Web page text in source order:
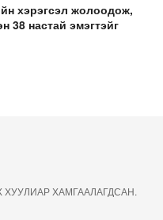
хэрэгсэл жолоодож,
38 настай эмэгтэйг
ХУУЛИАР ХАМГААЛАГДСАН.